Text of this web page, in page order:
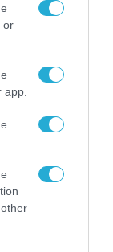
or
στον πρώην